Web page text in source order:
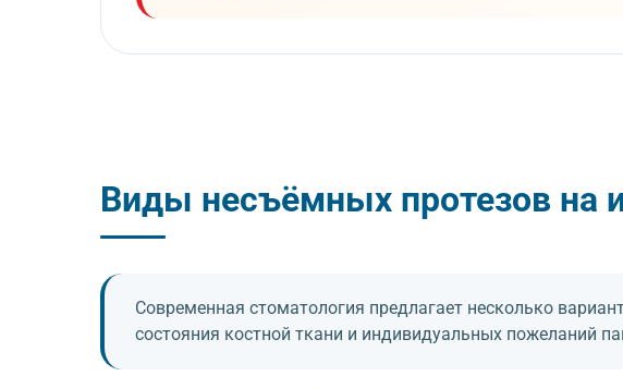
Виды несъёмных протезов на
Современная стоматология предлагает несколько
состояния костной ткани и индивидуальных пожеланий